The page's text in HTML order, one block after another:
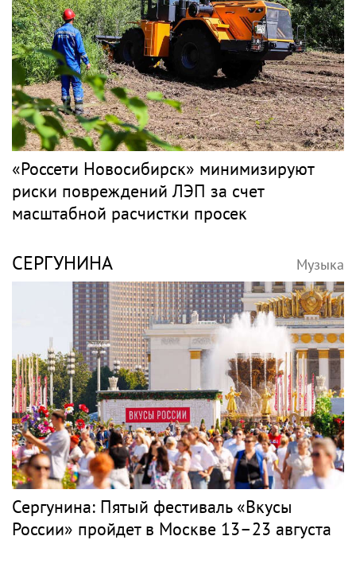
«Россети Новосибирск» минимизируют
риски повреждений ЛЭП за счет
масштабной расчистки просек
СЕРГУНИНА Музыка
Сергунина: Пятый фестиваль «Вкусы
России» пройдет в Москве 13–23 августа